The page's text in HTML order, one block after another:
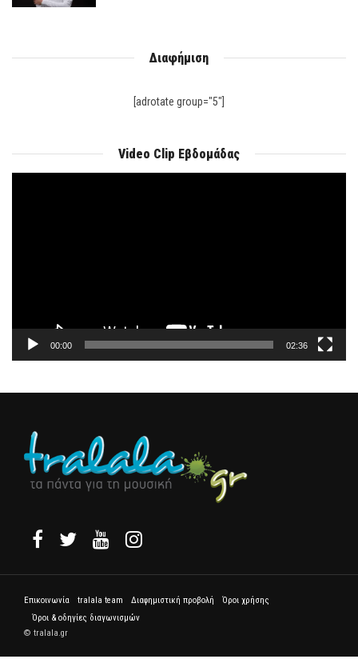
Διαφήμιση
[adrotate group="5"]
Video Clip Εβδομάδας
00:00 02:36
Επικοινωνία tralala team Διαφημιστική προβολή
Όροι χρήσης
Όροι & οδηγίες διαγωνισμών
© tralala.gr